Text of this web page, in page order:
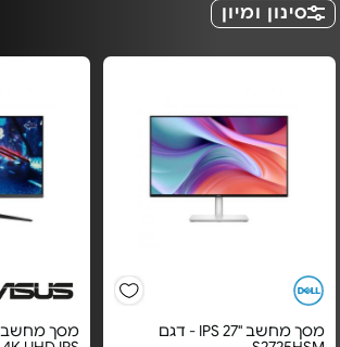
סינון ומיון
מסך מחשב "27 IPS - דגם